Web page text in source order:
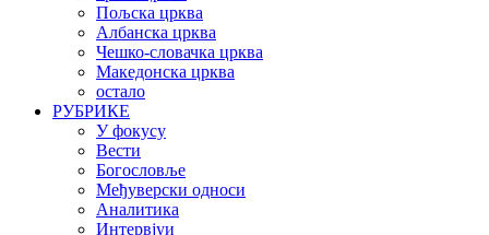
Пољска црква
Албанска црква
Чешко-словачка црква
Македонска црква
остало
РУБРИКЕ
У фокусу
Вести
Богословље
Међуверски односи
Аналитика
Интервјуи